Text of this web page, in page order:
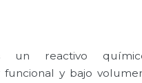
un reactivo
funcional y bajo